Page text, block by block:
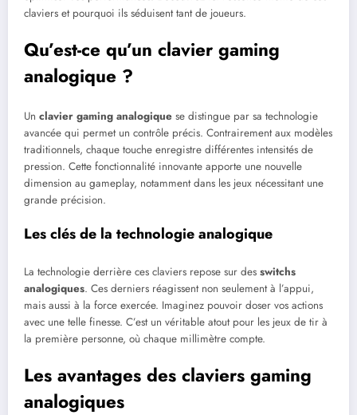
claviers et pourquoi ils séduisent tant de joueurs.
Qu’est-ce qu’un clavier gaming
analogique ?
Un clavier gaming analogique se distingue par sa technologie
avancée qui permet un contrôle précis. Contrairement aux modèles
traditionnels, chaque touche enregistre différentes intensités de
pression. Cette fonctionnalité innovante apporte une nouvelle
dimension au gameplay, notamment dans les jeux nécessitant une
grande précision.
Les clés de la technologie analogique
La technologie derrière ces claviers repose sur des switchs
analogiques. Ces derniers réagissent non seulement à l’appui,
mais aussi à la force exercée. Imaginez pouvoir doser vos actions
avec une telle finesse. C’est un véritable atout pour les jeux de tir à
la première personne, où chaque millimètre compte.
Les avantages des claviers gaming
analogiques